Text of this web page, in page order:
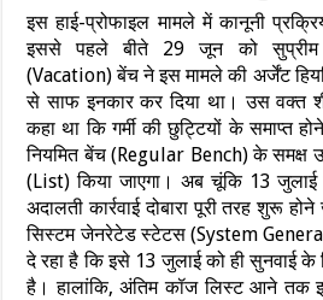
इस हाई-प्रोफाइल मामले में कानूनी
इससे पहले बीते 29 जून को सुप्रीम
(Vacation) बेंच ने इस मामले की अर्जेंट
से साफ इनकार कर दिया था। उस वक्त
कहा था कि गर्मी की छुट्टियों के समाप्त
नियमित बेंच (Regular Bench) के समक्ष
(List) किया जाएगा। अब चूंकि 13 जुलाई
अदालती कार्रवाई दोबारा पूरी तरह शुरू
सिस्टम जेनरेटेड स्टेटस (System
दे रहा है कि इसे 13 जुलाई को ही सुनवाई
है। हालांकि, अंतिम कॉज लिस्ट आने तक